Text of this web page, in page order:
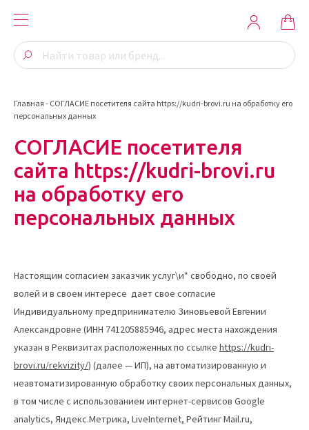
Главная - СОГЛАСИЕ посетителя сайта https://kudri-brovi.ru на обработку его
персональных данных
СОГЛАСИЕ посетителя
сайта https://kudri-brovi.ru
на обработку его
персональных данных
Настоящим согласием заказчик услуг\и* свободно, по своей
волей и в своем интересе дает свое согласие
Индивидуальному предпринимателю Зиновьевой Евгении
Александровне (ИНН 741205885946, адрес места нахождения
указан в Реквизитах расположенных по ссылке https://kudri-
brovi.ru/rekvizity/) (далее — ИП), на автоматизированную и
неавтоматизированную обработку своих персональных данных,
в том числе с использованием интернет-сервисов Google
analytics, Яндекс.Метрика, LiveInternet, Рейтинг Mail.ru,